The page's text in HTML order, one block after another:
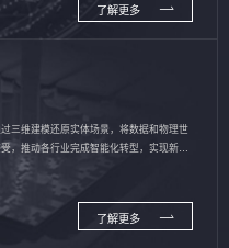
了解更多
三维建模还原实体场景，将数据和物理世
，推动各行业完成智能化转型，实现新旧
了解更多